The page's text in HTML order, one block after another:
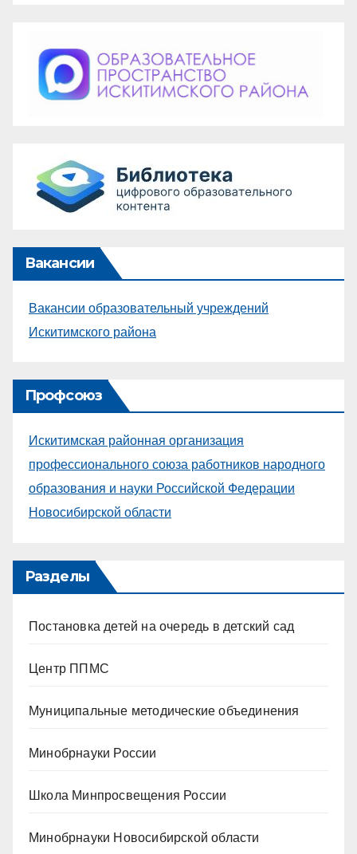
Вакансии
Вакансии образовательный учреждений
Искитимского района
Профсоюз
Искитимская районная организация
профессионального союза работников народного
образования и науки Российской Федерации
Новосибирской области
Разделы
Постановка детей на очередь в детский сад
Центр ППМС
Муниципальные методические объединения
Минобрнауки России
Школа Минпросвещения России
Минобрнауки Новосибирской области